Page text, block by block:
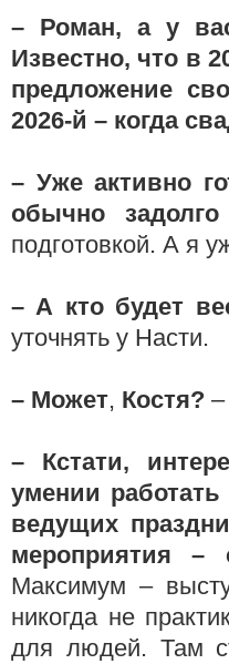
– Роман, а у
Известно, что в
предложение
2026-й – когда
– Уже активно
обычно
подготовкой. А я
– А кто будет
уточнять у Насти.
– Может, Костя? –
– Кстати,
умении
ведущих
мероприятия –
Максимум –
никогда не
для людей. Там